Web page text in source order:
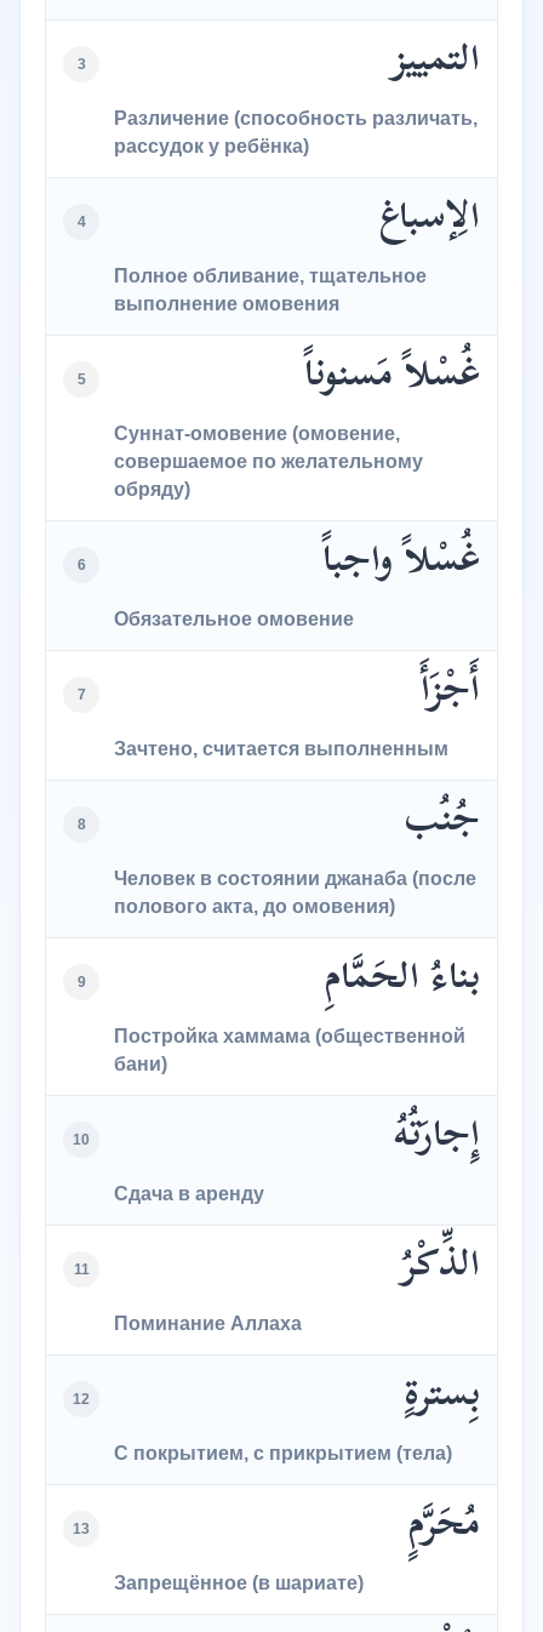
3 التمييز
Различение (способность различать,
рассудок у ребёнка)
4 الِإسباغ
Полное обливание, тщательное
выполнение омовения
5 غُسْلاً مَسنوناً
Суннат-омовение (омовение,
совершаемое по желательному
обряду)
6 غُسْلاً واجباً
Обязательное омовение
7 أَجْزَأَ
Зачтено, считается выполненным
8 جُنُب
Человек в состоянии джанаба (после
полового акта, до омовения)
9 بناءُ الحَمَّامِ
Постройка хаммама (общественной
бани)
10 إِجارَتُهُ
Сдача в аренду
11 الذِّكْرُ
Поминание Аллаха
12 بِسترةٍ
С покрытием, с прикрытием (тела)
13 مُحَرَّمٍ
Запрещённое (в шариате)